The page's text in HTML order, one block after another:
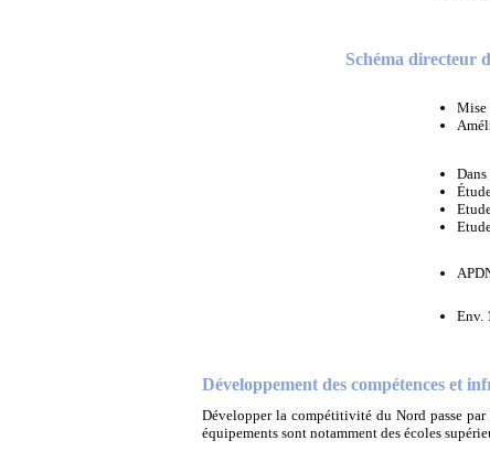
Schéma directeur
Mise
Env.
Développement des compétences et
Développer la compétitivité du Nord passe par
équipements sont notamment des écoles